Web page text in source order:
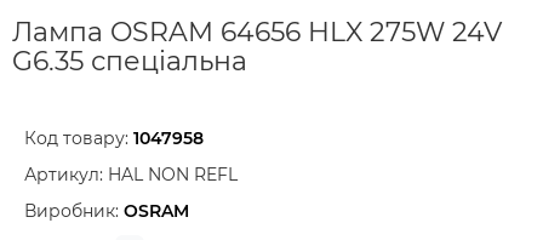
Лампа OSRAM 64656 HLX 275W 24V
G6.35 спеціальна
Код товару: 1047958
Артикул: HAL NON REFL
Виробник: OSRAM